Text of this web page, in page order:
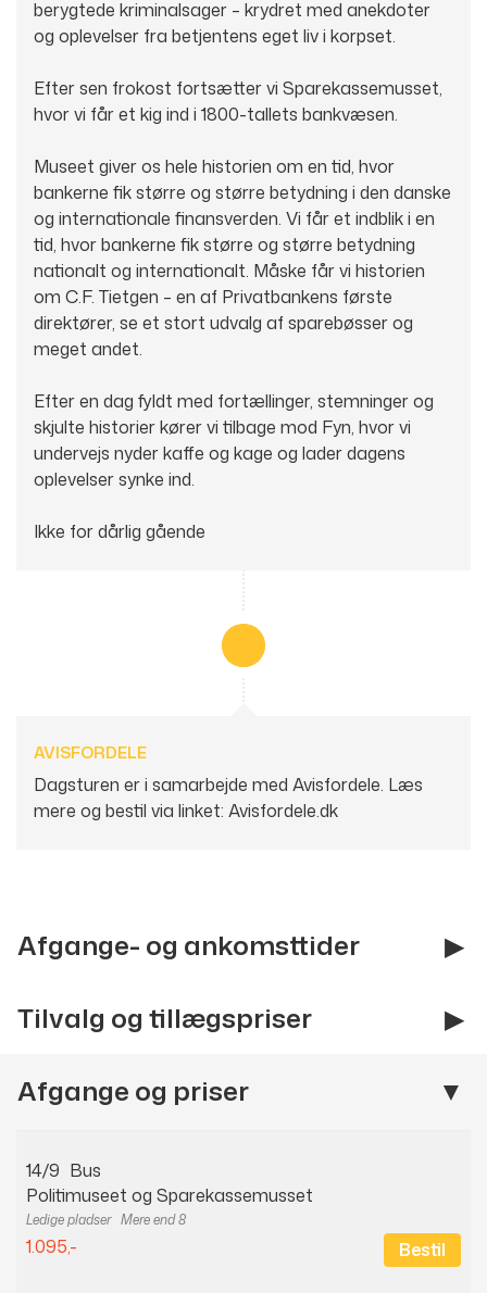
berygtede kriminalsager – krydret med anekdoter
og oplevelser fra betjentens eget liv i korpset.
Efter sen frokost fortsætter vi Sparekassemusset,
hvor vi får et kig ind i 1800-tallets bankvæsen.
Museet giver os hele historien om en tid, hvor
bankerne fik større og større betydning i den danske
og internationale finansverden. Vi får et indblik i en
tid, hvor bankerne fik større og større betydning
nationalt og internationalt. Måske får vi historien
om C.F. Tietgen – en af Privatbankens første
direktører, se et stort udvalg af sparebøsser og
meget andet.
Efter en dag fyldt med fortællinger, stemninger og
skjulte historier kører vi tilbage mod Fyn, hvor vi
undervejs nyder kaffe og kage og lader dagens
oplevelser synke ind.
Ikke for dårlig gående
AVISFORDELE
Dagsturen er i samarbejde med Avisfordele. Læs
mere og bestil via linket: Avisfordele.dk
Afgange- og ankomsttider
Tilvalg og tillægspriser
Afgange og priser
14/9 Bus
Politimuseet og Sparekassemusset
Mere end 8
1.095,- Bestil